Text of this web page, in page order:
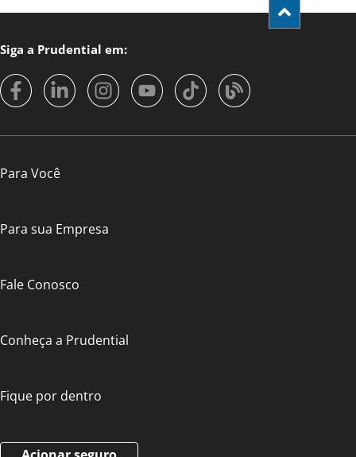
Siga a Prudential em:
Para Você
Para sua Empresa
Fale Conosco
Conheça a Prudential
Fique por dentro